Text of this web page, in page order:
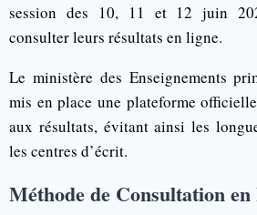
session des 10, 11 et 12 juin
consulter leurs résultats en ligne.
Le ministère des Enseignements
mis en place une plateforme
aux résultats, évitant ainsi les
les centres d’écrit.
Méthode de Consultation